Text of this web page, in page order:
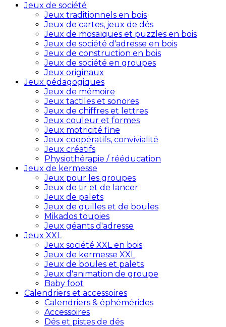
Jeux de société
Jeux traditionnels en bois
Jeux de cartes, jeux de dés
Jeux de mosaïques et puzzles en bois
Jeux de société d'adresse en bois
Jeux de construction en bois
Jeux de société en groupes
Jeux originaux
Jeux pédagogiques
Jeux de mémoire
Jeux tactiles et sonores
Jeux de chiffres et lettres
Jeux couleur et formes
Jeux motricité fine
Jeux coopératifs, convivialité
Jeux créatifs
Physiothérapie / rééducation
Jeux de kermesse
Jeux pour les groupes
Jeux de tir et de lancer
Jeux de palets
Jeux de quilles et de boules
Mikados toupies
Jeux géants d'adresse
Jeux XXL
Jeux société XXL en bois
Jeux de kermesse XXL
Jeux de boules et palets
Jeux d'animation de groupe
Baby foot
Calendriers et accessoires
Calendriers & éphémérides
Accessoires
Dés et pistes de dés